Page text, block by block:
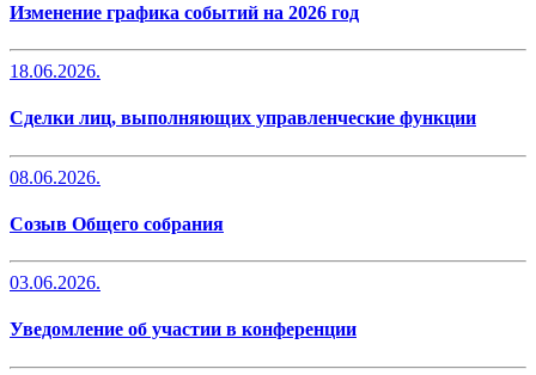
Изменение графика событий на 2026 год
18.06.2026.
Сделки лиц, выполняющих управленческие функции
08.06.2026.
Созыв Общего собрания
03.06.2026.
Уведомление об участии в конференции